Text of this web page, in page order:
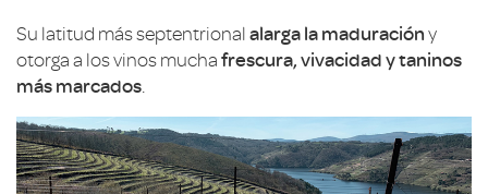
Su latitud más septentrional alarga la maduración y
otorga a los vinos mucha frescura, vivacidad y taninos
más marcados.